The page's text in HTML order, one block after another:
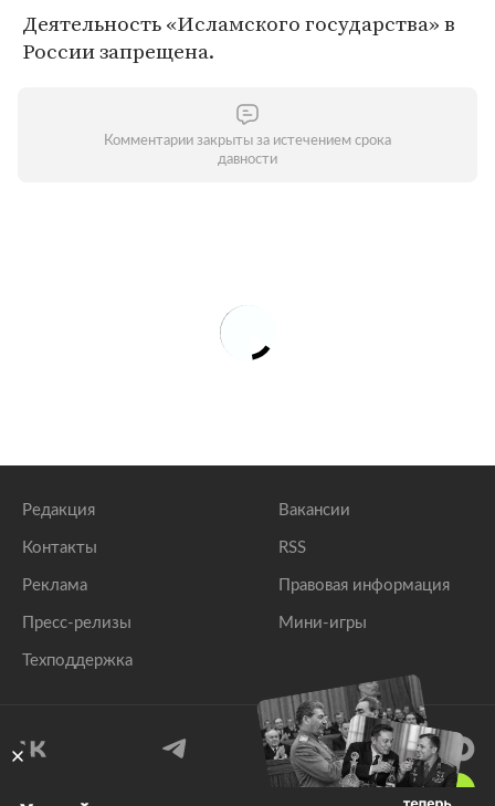
Деятельность «Исламского государства» в
России запрещена.
Комментарии закрыты за истечением срока
давности
Редакция
Контакты
Реклама
Пресс-релизы
Техподдержка
Вакансии
RSS
Правовая информация
Мини-игры